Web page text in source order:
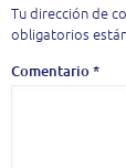
Tu dirección de
obligatorios
Comentario*